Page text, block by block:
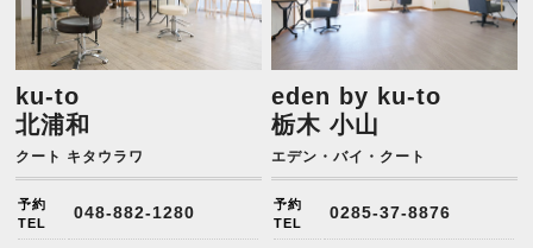
ku-to
北浦和
クート キタウラワ
予約
TEL
048-882-1280
eden by ku-to
栃木 小山
エデン・バイ・クート
予約
TEL
0285-37-8876